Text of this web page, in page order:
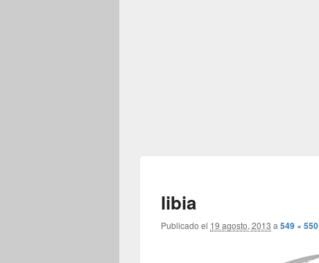
libia
Publicado el 19 agosto, 2013 a 549 × 550